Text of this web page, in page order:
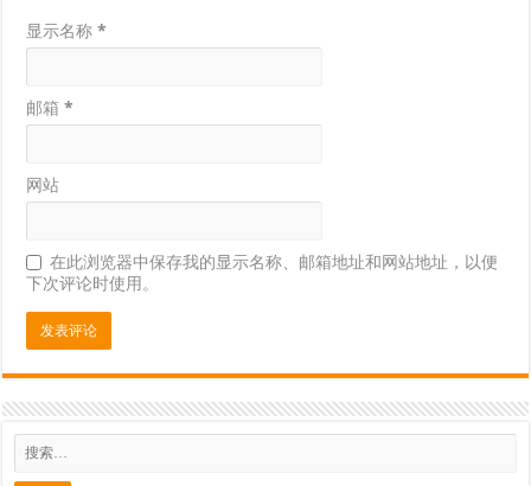
显示名称*
邮箱*
网站
在此浏览器中保存我的显示名称、邮箱地址和网站地址，以便
下次评论时使用。